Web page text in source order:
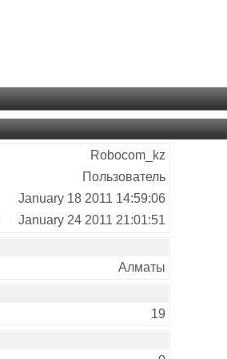
Robocom_kz
Пользователь
January 18 2011 14:59:06
January 24 2011 21:01:51
Алматы
19